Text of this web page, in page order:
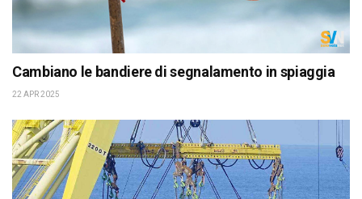
Cambiano le bandiere di segnalamento in spiaggia
22 APR 2025